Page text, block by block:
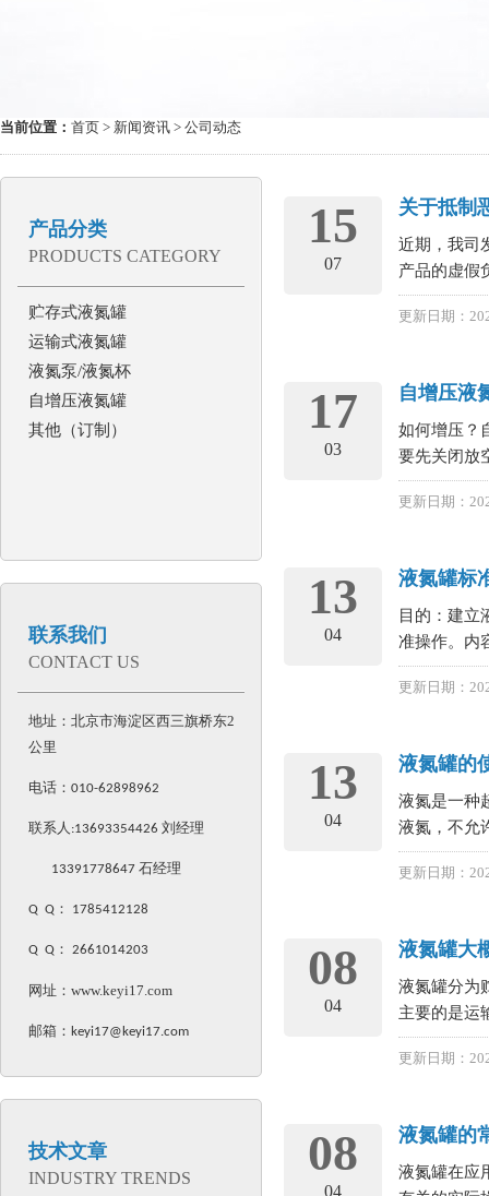
当前位置： 首页 > 新闻资讯 > 公司动态
产品分类
PRODUCTS CATEGORY
贮存式液氮罐
运输式液氮罐
液氮泵/液氮杯
自增压液氮罐
其他（订制）
联系我们
CONTACT US
地址：北京市海淀区西三旗桥东2
公里
电话： 010-62898962
联系人:13693354426 刘经理
13391778647 石经理
Q Q ： 1785412128
Q Q ： 2661014203
网址： www.keyi17.com
邮箱： keyi17@keyi17.com
技术文章
INDUSTRY TRENDS
15
07
关于抵制
近期，我司
产品的虚假
更新日期：
17
03
自增压液
如何增压？
要先关闭放
更新日期：
13
04
液氮罐标
目的：建立
准操作。内
更新日期：
13
04
液氮罐的
液氮是一种
液氮，不允
更新日期：
08
04
液氮罐大
液氮罐分为
主要的是运
更新日期：
08
04
液氮罐的
液氮罐在应